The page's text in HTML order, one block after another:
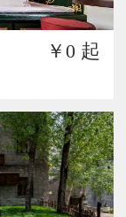
￥0 起